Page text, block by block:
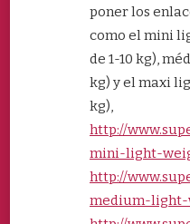
poner los
como el mini
de 1-10 kg),
kg) y el maxi
kg),
http://
mini-light-
http://
medium-